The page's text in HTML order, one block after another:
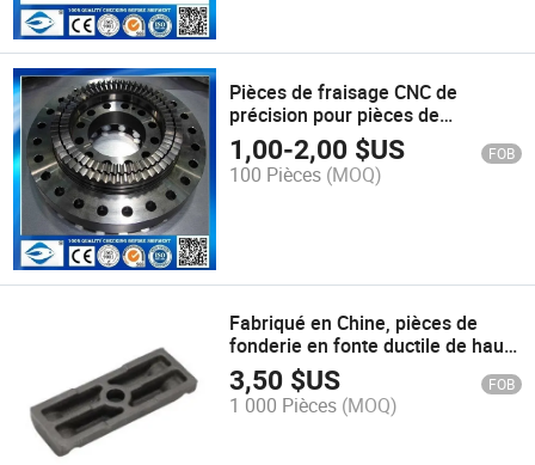
Pièces de fraisage CNC de
précision pour pièces de
rechange d'équipement
1,00-2,00 $US FOB
100 Pièces (MOQ)
Fabriqué en Chine, pièces de
fonderie en fonte ductile de haute
qualité personnalisées
3,50 $US FOB
1 000 Pièces (MOQ)